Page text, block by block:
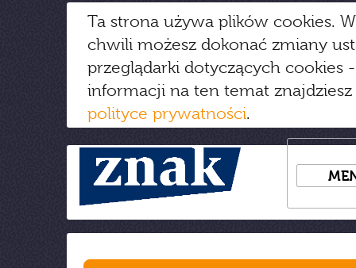
Ta strona używa plików cookies.
chwili możesz dokonać zmiany
przeglądarki dotyczących cookies
informacji na ten temat
polityce prywatności.